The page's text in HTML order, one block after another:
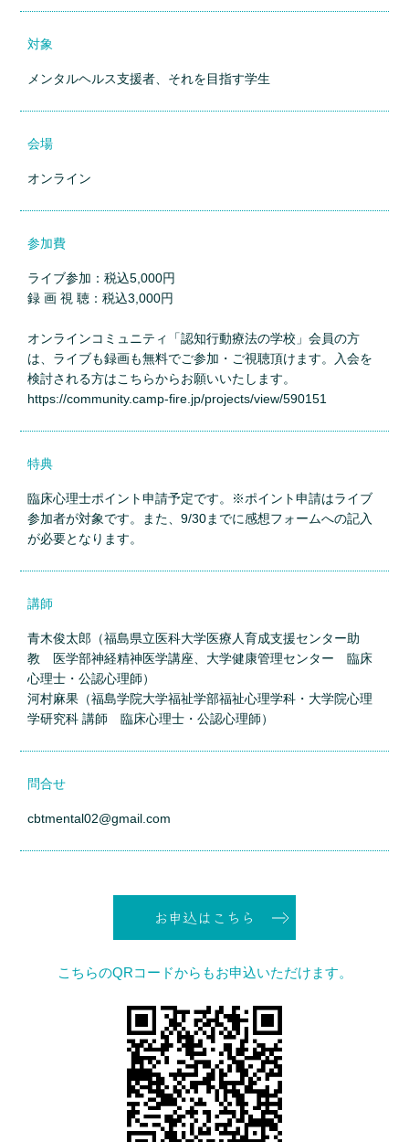
対象
メンタルヘルス支援者、それを目指す学生
会場
オンライン
参加費
ライブ参加：税込5,000円
録 画 視 聴：税込3,000円
オンラインコミュニティ「認知行動療法の学校」会員の方
は、ライブも録画も無料でご参加・ご視聴頂けます。入会を
検討される方はこちらからお願いいたします。
https://community.camp-fire.jp/projects/view/590151
特典
臨床心理士ポイント申請予定です。※ポイント申請はライブ
参加者が対象です。また、9/30までに感想フォームへの記入
が必要となります。
講師
青木俊太郎（福島県立医科大学医療人育成支援センター助
教 医学部神経精神医学講座、大学健康管理センター 臨床
心理士・公認心理師）
河村麻果（福島学院大学福祉学部福祉心理学科・大学院心理
学研究科 講師 臨床心理士・公認心理師）
問合せ
cbtmental02@gmail.com
お申込はこちら
こちらのQRコードからもお申込いただけます。